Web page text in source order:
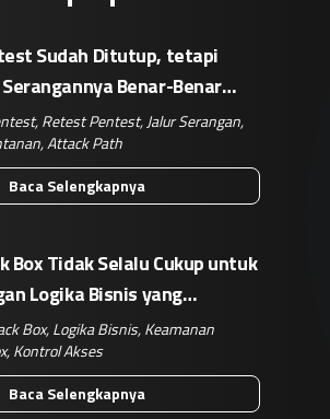
Sudah Ditutup, tetapi
Benar-Benar
,Retest Pentest,Jalur Serangan,
,Attack Path
Baca Selengkapnya
Box Tidak Selalu Cukup untuk
Logika Bisnis yang
Box,Logika Bisnis,Keamanan
,Kontrol Akses
Baca Selengkapnya